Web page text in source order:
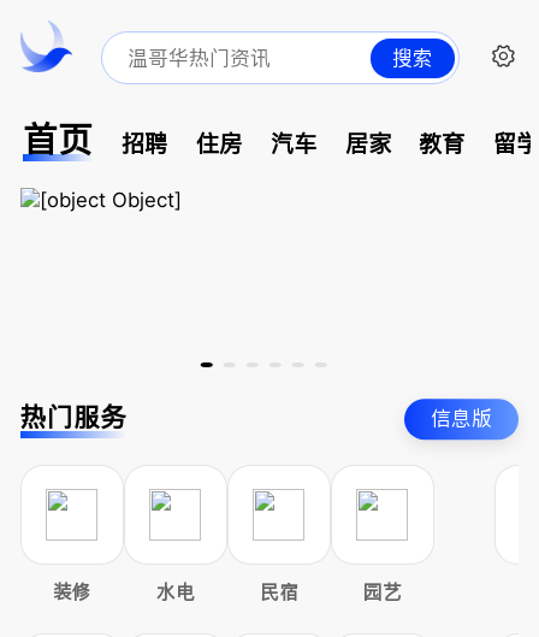
搜索
首页 招聘 住房 汽车 居家 教育 留
热门服务 信息版
装修 水电 民宿 园艺